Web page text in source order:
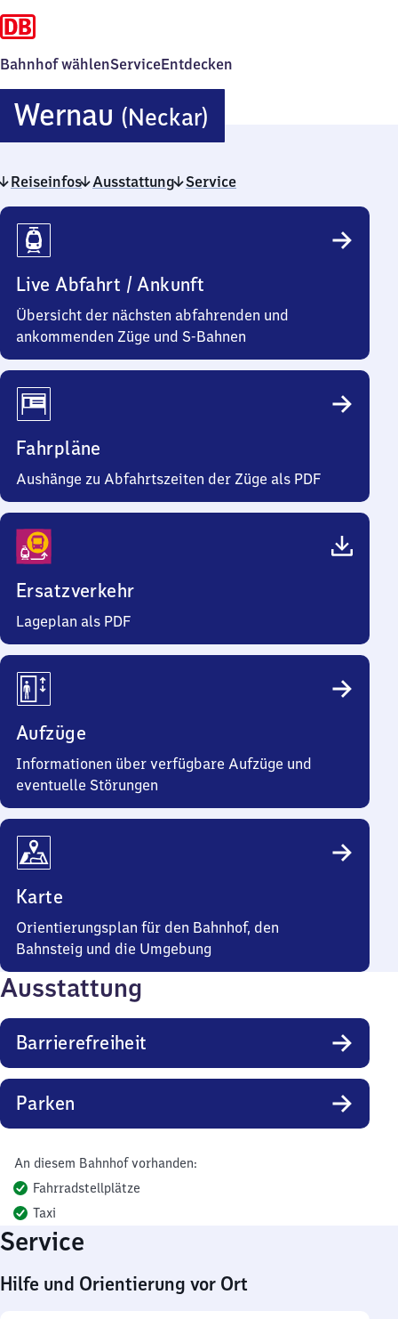
Bahnhof wählenServiceEntdecken
Wernau (Neckar)
(Neckar)
Reiseinfos Ausstattung Service
Reiseinfos
Live Abfahrt / Ankunft
Übersicht der nächsten abfahrenden und
ankommenden Züge und S-Bahnen
Fahrpläne
Aushänge zu Abfahrtszeiten der Züge als PDF
Ersatzverkehr
Lageplan als PDF
Aufzüge
Informationen über verfügbare Aufzüge und
eventuelle Störungen
Karte
Orientierungsplan für den Bahnhof, den
Bahnsteig und die Umgebung
Ausstattung
Barrierefreiheit
Parken
An diesem Bahnhof vorhanden:
Fahrradstellplätze
Taxi
Service
Hilfe und Orientierung vor Ort